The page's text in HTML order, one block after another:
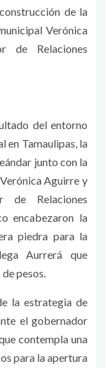
de la
Verónica
de Relaciones
del entorno
en Tamaulipas, la
junto con la
Aguirre y
de Relaciones
encabezaron la
piedra para la
Aurrerá que
pesos.
la estrategia de
el gobernador
contempla una
para la apertura